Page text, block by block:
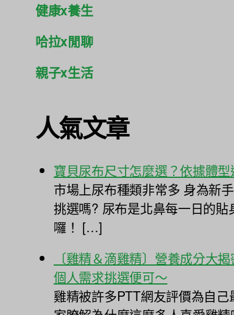
健康x養生
哈拉x閒聊
親子x生活
人氣文章
寶貝尿布尺寸怎麼選？依據體型
市場上尿布種類非常多 身為新
挑選嗎? 尿布是北鼻每一日的
囉！ […]
〔雞精＆滴雞精〕營養成分大
個人需求挑選便可～
雞精被許多PTT網友評價為自